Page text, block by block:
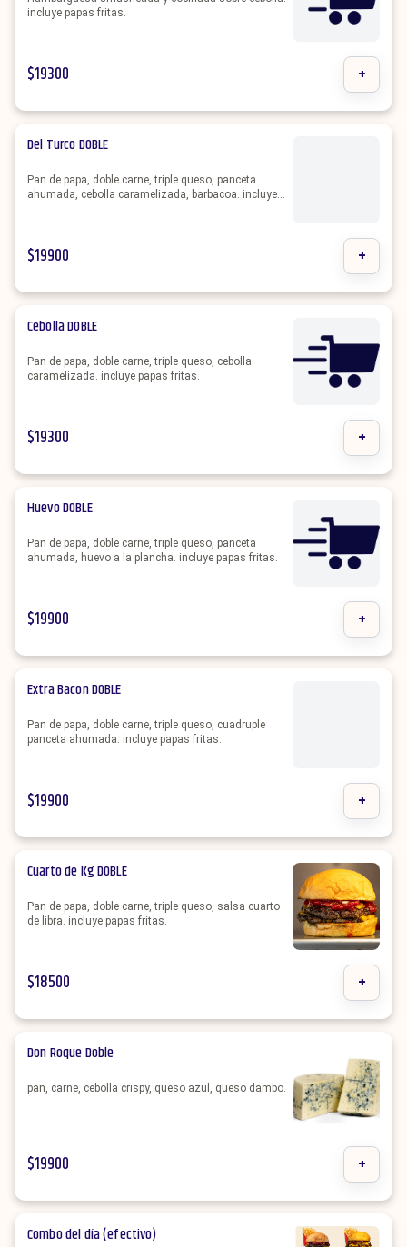
incluye papas fritas.
$19300 +
Del Turco DOBLE
Pan de papa, doble carne, triple queso, panceta
ahumada, cebolla caramelizada, barbacoa. incluye
$19900 +
Cebolla DOBLE
Pan de papa, doble carne, triple queso, cebolla
caramelizada. incluye papas fritas.
$19300 +
Huevo DOBLE
Pan de papa, doble carne, triple queso, panceta
ahumada, huevo a la plancha. incluye papas fritas.
$19900 +
Extra Bacon DOBLE
Pan de papa, doble carne, triple queso, cuadruple
panceta ahumada. incluye papas fritas.
$19900 +
Cuarto de Kg DOBLE
Pan de papa, doble carne, triple queso, salsa cuarto
de libra. incluye papas fritas.
$18500 +
Don Roque Doble
pan, carne, cebolla crispy, queso azul, queso dambo.
$19900 +
Combo del día (efectivo)